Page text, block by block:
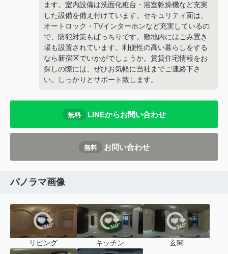
ます。室内設備は洗面化粧台・浴室乾燥機など充実
した設備を備え付けています。セキュリティ面は、
オートロック・TVインターホンなど充実しているの
で、防犯対策もばっちりです。敷地内にはごみ置き
場も設置されています。利便性の高い暮らしをする
なら新宿区でいかがでしょうか。賃貸住宅情報をお
探しの際には、ぜひお気軽に当社までご連絡下さ
い。しっかりとサポート致します。
無料 LINEからお問い合わせ
無料 お問い合わせ
パノラマ画像
リビング キッチン 玄関